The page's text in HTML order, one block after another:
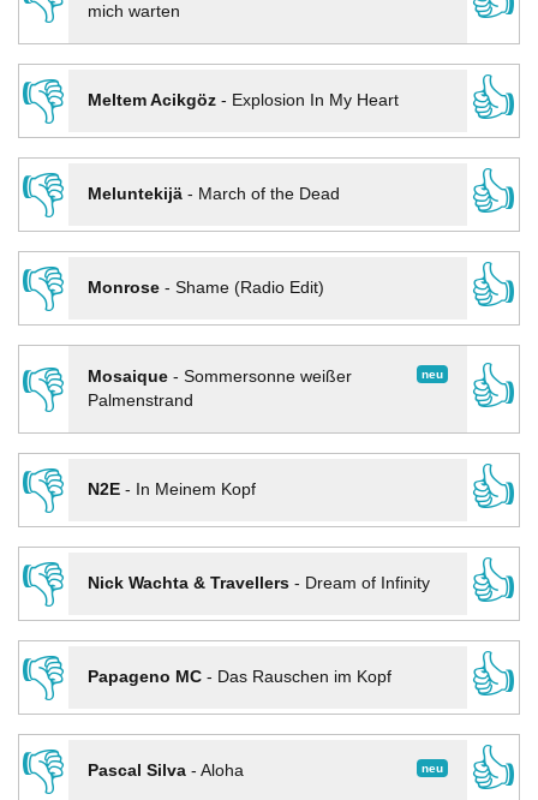
mich warten
👎
Meltem Acikgöz- Explosion In My Heart
👍
👎
Meluntekijä- March of the Dead
👍
👎
Monrose- Shame (Radio Edit)
👍
👎
neu
Mosaique- Sommersonne weißer
Palmenstrand
👍
👎
N2E- In Meinem Kopf
👍
👎
Nick Wachta & Travellers- Dream of Infinity
👍
👎
Papageno MC- Das Rauschen im Kopf
👍
👎
neu
Pascal Silva- Aloha
👍